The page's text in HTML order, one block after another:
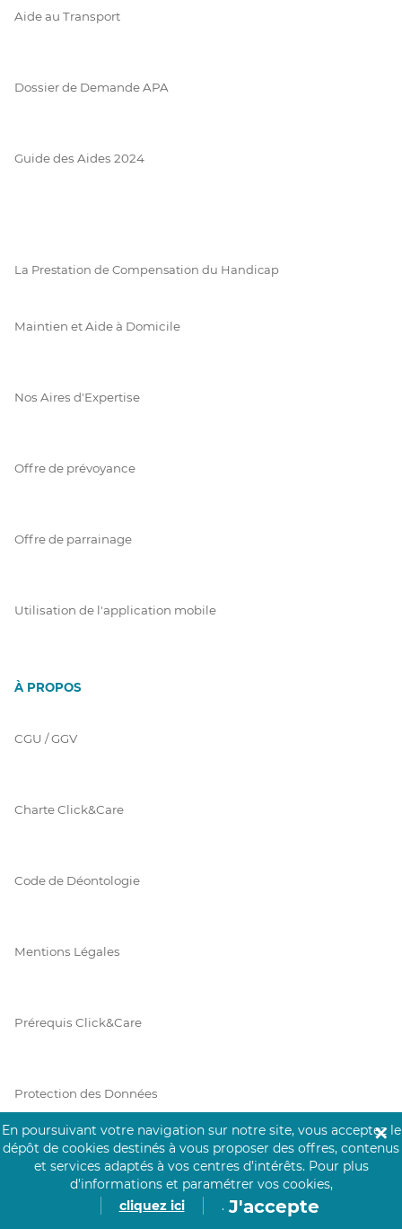
Aide au Transport
Dossier de Demande APA
Guide des Aides 2024
La Prestation de Compensation du Handicap
Maintien et Aide à Domicile
Nos Aires d'Expertise
Offre de prévoyance
Offre de parrainage
Utilisation de l'application mobile
À PROPOS
CGU / GGV
Charte Click&Care
Code de Déontologie
Mentions Légales
Prérequis Click&Care
Protection des Données
Vie Privée
En poursuivant votre navigation sur notre site, vous acceptez le
dépôt de cookies destinés à vous proposer des offres, contenus
et services adaptés à vos centres d’intérêts. Pour plus
d’informations et paramétrer vos cookies,
cliquez ici
. J'accepte
✕